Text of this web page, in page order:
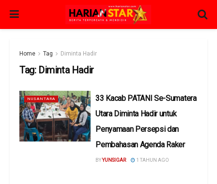
Home Tag Diminta Hadir
Tag: Diminta Hadir
NUSANTARA
33 Kacab PATANI Se-Sumatera
Utara Diminta Hadir untuk
Penyamaan Persepsi dan
Pembahasan Agenda Raker
BYYUNSIGAR 1 TAHUN AGO